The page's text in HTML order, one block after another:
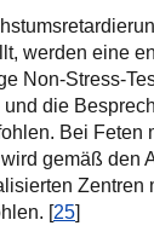
werden eine
Non-Stress-
die
Bei Feten
gemäß den
Zentren
[25]